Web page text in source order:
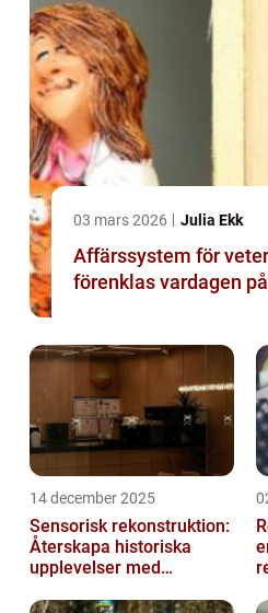
03 mars 2026 Julia Ekk
Affärssystem för
förenklas vardagen
14 december 2025
Sensorisk rekonstruktion:
Återskapa historiska
upplevelser med